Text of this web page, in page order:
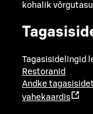
kohalik
Tagasisidelingid
Restoranid
Andke
vahekaardis